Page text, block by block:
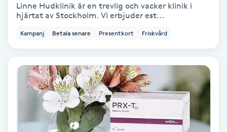
Hårborttagning
Hårbottenbehandling
Linne Hudklinik är en trevlig och vacker klinik i
hjärtat av Stockholm. Vi erbjuder est...
Kampanj Betala senare Presentkort Friskvård